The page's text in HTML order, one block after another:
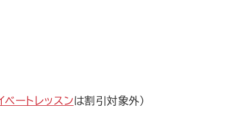
ベートレッスンは割引対象外）